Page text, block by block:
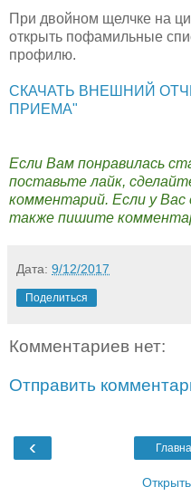
При двойном щелчке на
открыть пофамильные
профилю.
СКАЧАТЬ ВНЕШНИЙ
ПРИЕМА"
Если Вам понравилась
поставьте лайк,
комментарий. Если у Вас
также пишите
Дата: 9/12/2017
Поделиться
Комментариев нет:
Отправить
‹